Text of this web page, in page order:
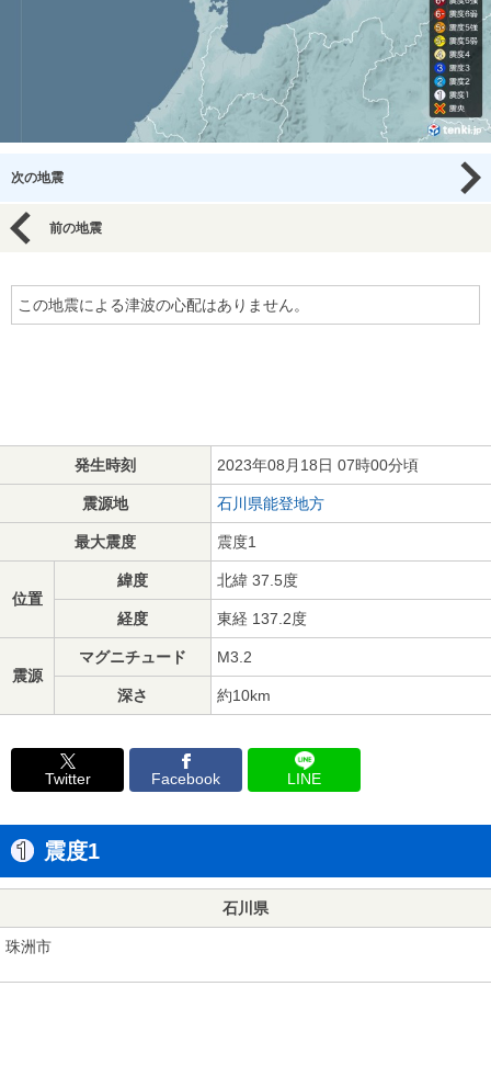
次の地震
前の地震
この地震による津波の心配はありません。
発生時刻 2023年08月18日 07時00分頃
震源地 石川県能登地方
最大震度 震度1
位置
緯度 北緯 37.5度
経度 東経 137.2度
震源
マグニチュード M3.2
深さ 約10km
Twitter Facebook LINE
震度1
石川県
珠洲市